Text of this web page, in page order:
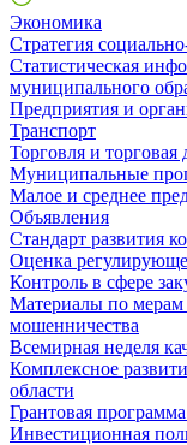
Экономика
Стратегия
Статистическая
муниципального
Предприятия и
Транспорт
Торговля и торговая
Муниципальные
Малое и среднее
Объявления
Стандарт развития
Оценка
Контроль в сфере
Материалы по мерам
мошенничества
Всемирная неделя
Комплексное
области
Грантовая
Инвестиционная